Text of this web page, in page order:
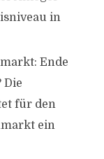
in
Ende
Die
für den
ein